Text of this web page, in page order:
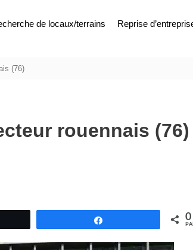
de locaux/terrains Reprise
(76)
rouennais (76)
0